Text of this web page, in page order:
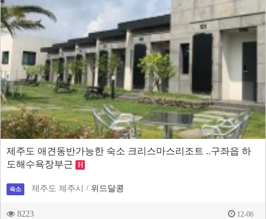
제주도 애견동반가능한 숙소 크리스마스리조트 ..구좌읍 하
도해수욕장부근 H
숙소 제주도 제주시 / 위드달콩
8223 12-06